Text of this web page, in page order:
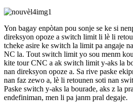
Yon bagay enpòtan pou sonje se ke si
direksyon opoze a switch limit li lè li
tcheke asire ke switch la limit pa angaje
NC la. Tout switch limit yo sou menm
kite tour CNC a ak switch limit y-aks la
nan direksyon opoze a. Sa rive paske
nan faz zewo a, lè li retounen soti nan
Paske switch y-aks la bourade, aks z la
endefiniman, men li pa janm pral degaje.